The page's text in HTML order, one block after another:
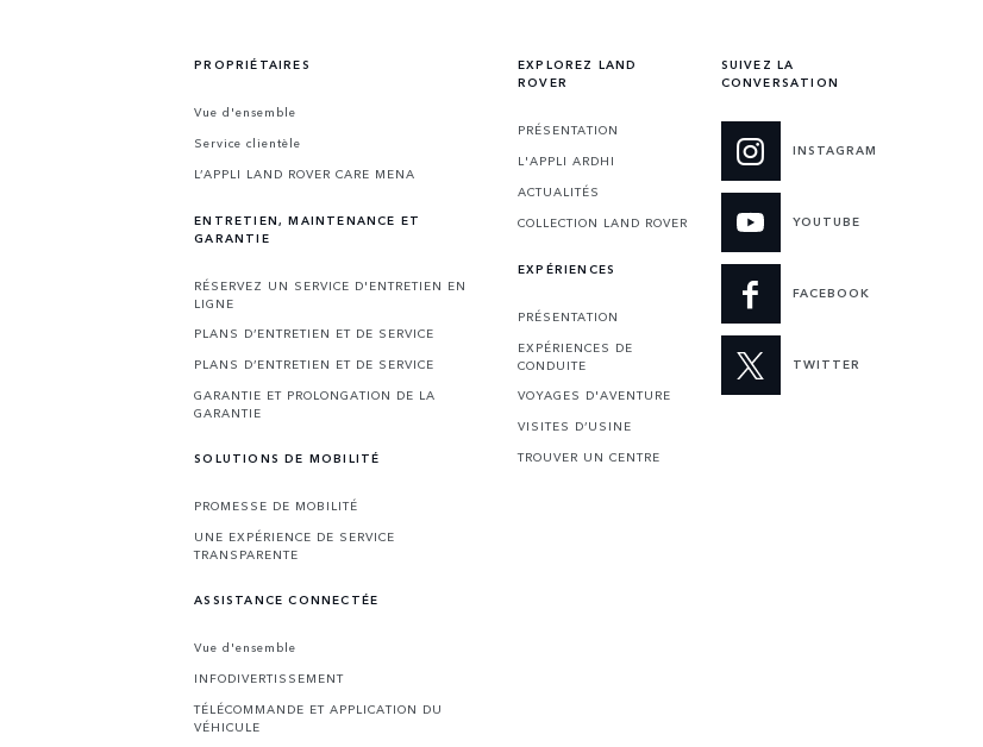
PROPRIÉTAIRES
Vue d'ensemble
Service clientèle
L’APPLI LAND ROVER CARE MENA
ENTRETIEN, MAINTENANCE ET
GARANTIE
RÉSERVEZ UN SERVICE D'ENTRETIEN EN
LIGNE
PLANS D’ENTRETIEN ET DE SERVICE
PLANS D’ENTRETIEN ET DE SERVICE
GARANTIE ET PROLONGATION DE LA
GARANTIE
SOLUTIONS DE MOBILITÉ
PROMESSE DE MOBILITÉ
UNE EXPÉRIENCE DE SERVICE
TRANSPARENTE
ASSISTANCE CONNECTÉE
Vue d'ensemble
INFODIVERTISSEMENT
TÉLÉCOMMANDE ET APPLICATION DU
VÉHICULE
EXPLOREZ LAND
ROVER
PRÉSENTATION
L'APPLI ARDHI
ACTUALITÉS
COLLECTION LAND ROVER
EXPÉRIENCES
PRÉSENTATION
EXPÉRIENCES DE
CONDUITE
VOYAGES D'AVENTURE
VISITES D’USINE
TROUVER UN CENTRE
SUIVEZ LA
CONVERSATION
INSTAGRAM
YOUTUBE
FACEBOOK
TWITTER